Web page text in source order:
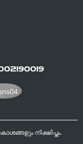
നിക്ഷിപ്തം.